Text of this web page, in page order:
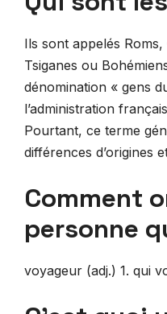
Ils sont appelés
Tsiganes ou
dénomination « gens
l’administration
Pourtant, ce terme
différences d’origines
Comment
personne
voyageur (adj.) 1. qui